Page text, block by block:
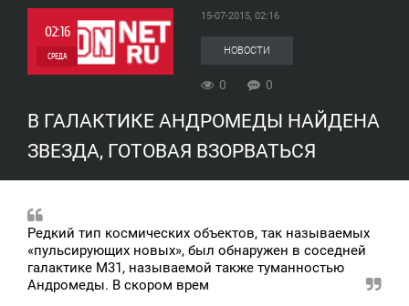
02:16
СРЕДА
15-07-2015, 02:16
НОВОСТИ
0 0
В ГАЛАКТИКЕ АНДРОМЕДЫ НАЙДЕНА
ЗВЕЗДА, ГОТОВАЯ ВЗОРВАТЬСЯ
Редкий тип космических объектов, так называемых
«пульсирующих новых», был обнаружен в соседней
галактике М31, называемой также туманностью
Андромеды. В скором врем